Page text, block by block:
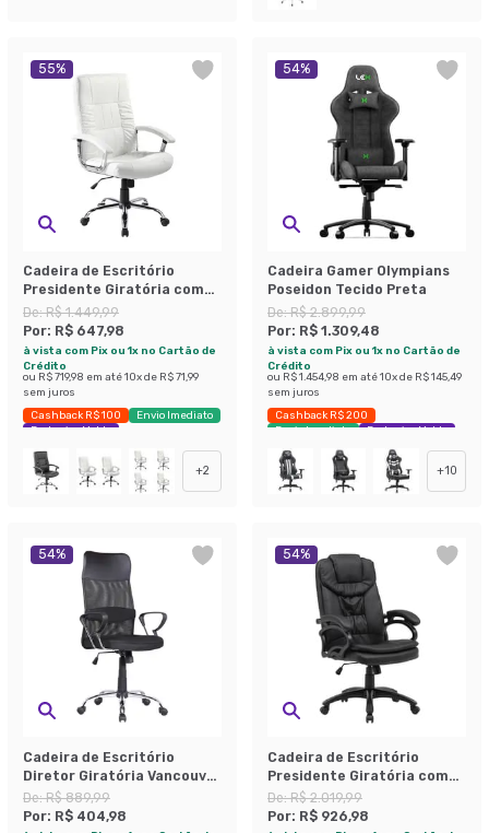
55%
Cadeira de Escritório
Presidente Giratória com
Relax Office Plus Branca
De:R$ 1.449,99
Por: R$ 647,98
à vista com Pix ou 1x no Cartão de
Crédito
ou R$ 719,98 em até10x de R$ 71,99
sem juros
Cashback R$ 100
Envio Imediato
Exclusivo Mobly
+2
54%
Cadeira Gamer Olympians
Poseidon Tecido Preta
De:R$ 2.899,99
Por: R$ 1.309,48
à vista com Pix ou 1x no Cartão de
Crédito
ou R$ 1.454,98 em até10x de R$ 145,49
sem juros
Cashback R$ 200
Envio Imediato
Exclusivo Mobly
+10
54%
Cadeira de Escritório
Diretor Giratória Vancouver
II com Braços Preta
De:R$ 889,99
Por: R$ 404,98
54%
Cadeira de Escritório
Presidente Giratória com
Relax Clark Preta
De:R$ 2.019,99
Por: R$ 926,98